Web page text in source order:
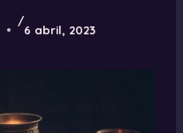
/
6 abril, 2023